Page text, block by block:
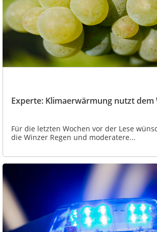
Experte: Klimaerwärmung nutzt dem
Für die letzten Wochen vor der Lese
die Winzer Regen und moderatere...